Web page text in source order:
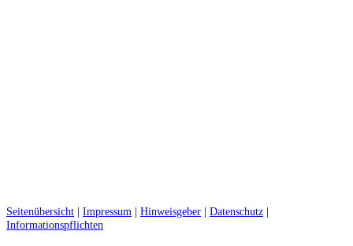
Seitenübersicht | Impressum | Hinweisgeber | Datenschutz |
Informationspflichten